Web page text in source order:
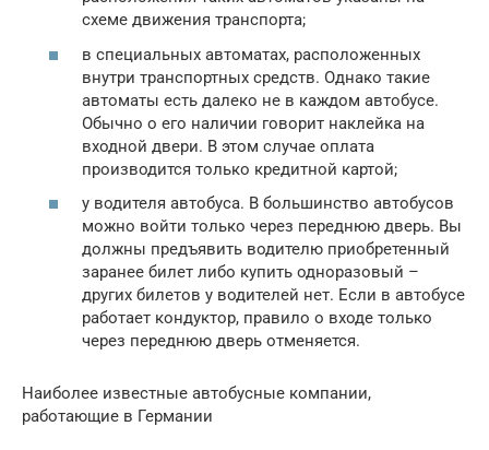
схеме движения транспорта;
в специальных автоматах, расположенных
внутри транспортных средств. Однако такие
автоматы есть далеко не в каждом автобусе.
Обычно о его наличии говорит наклейка на
входной двери. В этом случае оплата
производится только кредитной картой;
у водителя автобуса. В большинство автобусов
можно войти только через переднюю дверь. Вы
должны предъявить водителю приобретенный
заранее билет либо купить одноразовый –
других билетов у водителей нет. Если в автобусе
работает кондуктор, правило о входе только
через переднюю дверь отменяется.
Наиболее известные автобусные компании,
работающие в Германии